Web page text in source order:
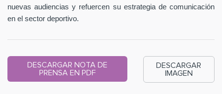
nuevas audiencias y refuercen su estrategia de comunicación
en el sector deportivo.
DESCARGAR NOTA DE
PRENSA EN PDF
DESCARGAR
IMAGEN